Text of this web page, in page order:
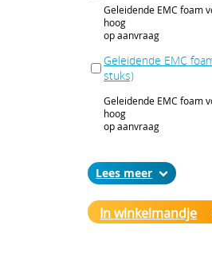
Geleidende EMC foam
hoog
op aanvraag
Geleidende EMC
stuks)
Geleidende EMC foam
hoog
op aanvraag
vernikkeld (10 stuks)
(10 stuks)
op aanvraag
Lees
In winkelmandje